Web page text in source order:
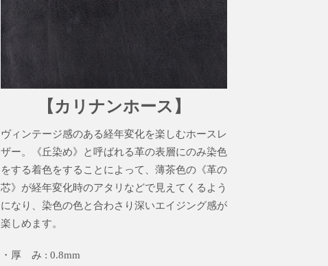
【カリナンホース】
ヴィンテージ感のある経年変化を楽しむホースレ
ザー。《丘染め》と呼ばれる革の表層にのみ染色
をする着色をすることによって、薄茶色の《革の
芯》が経年変化時のアタリなどで見えてくるよう
になり、染色の色と合わさり深いエイジング感が
楽しめます。
・厚 み : 0.8mm